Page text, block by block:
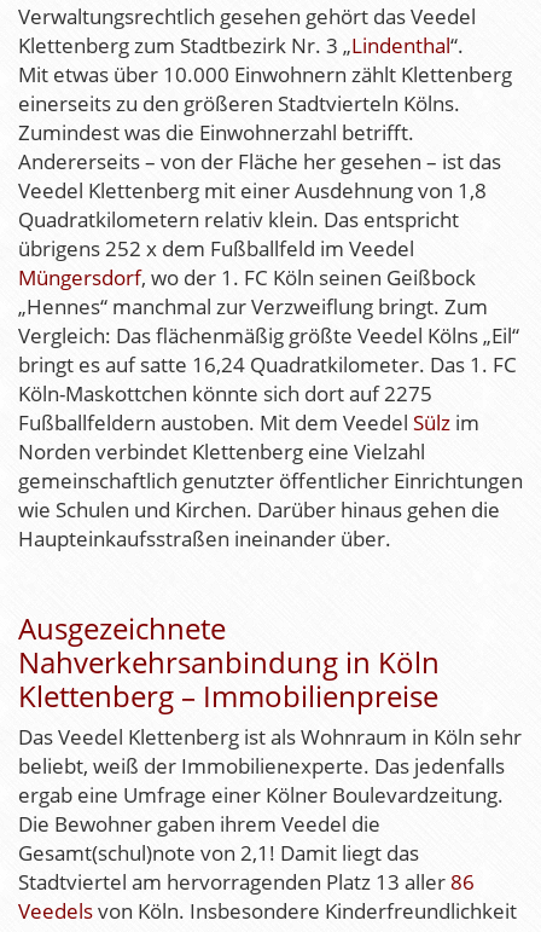
Verwaltungsrechtlich gesehen gehört das Veedel
Klettenberg zum Stadtbezirk Nr. 3 „Lindenthal“.
Mit etwas über 10.000 Einwohnern zählt Klettenberg
einerseits zu den größeren Stadtvierteln Kölns.
Zumindest was die Einwohnerzahl betrifft.
Andererseits – von der Fläche her gesehen – ist das
Veedel Klettenberg mit einer Ausdehnung von 1,8
Quadratkilometern relativ klein. Das entspricht
übrigens 252 x dem Fußballfeld im Veedel
Müngersdorf, wo der 1. FC Köln seinen Geißbock
„Hennes“ manchmal zur Verzweiflung bringt. Zum
Vergleich: Das flächenmäßig größte Veedel Kölns „Eil“
bringt es auf satte 16,24 Quadratkilometer. Das 1. FC
Köln-Maskottchen könnte sich dort auf 2275
Fußballfeldern austoben. Mit dem Veedel Sülz im
Norden verbindet Klettenberg eine Vielzahl
gemeinschaftlich genutzter öffentlicher Einrichtungen
wie Schulen und Kirchen. Darüber hinaus gehen die
Haupteinkaufsstraßen ineinander über.
Ausgezeichnete
Nahverkehrsanbindung in Köln
Klettenberg – Immobilienpreise
Das Veedel Klettenberg ist als Wohnraum in Köln sehr
beliebt, weiß der Immobilienexperte. Das jedenfalls
ergab eine Umfrage einer Kölner Boulevardzeitung.
Die Bewohner gaben ihrem Veedel die
Gesamt(schul)note von 2,1! Damit liegt das
Stadtviertel am hervorragenden Platz 13 aller86
Veedelsvon Köln. Insbesondere Kinderfreundlichkeit